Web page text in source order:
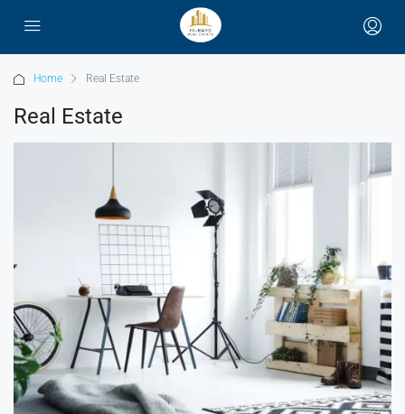
Home Real Estate
Real Estate